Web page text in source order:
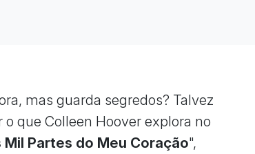
mas guarda segredos? Talvez
que Colleen Hoover explora no
Mil Partes do Meu Coração",